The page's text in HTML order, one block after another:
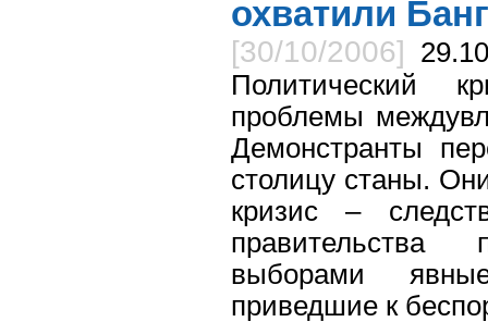
охватили
[30/10/2006]
Политический
проблемы
Демонстранты
столицу станы.
кризис –
правительства
выборами
приведшие к